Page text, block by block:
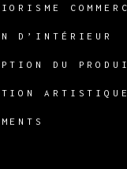
D’INTÉRIEUR
DU
ARTISTIQUE